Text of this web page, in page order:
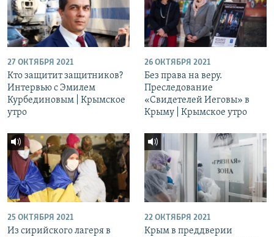
27 ОКТЯБРЯ 2021
Кто защитит защитников?
Интервью с Эмилем
Курбединовым | Крымское
утро
26 ОКТЯБРЯ 2021
Без права на веру.
Преследование
«Свидетелей Иеговы» в
Крыму | Крымское утро
25 ОКТЯБРЯ 2021
Из сирийского лагеря в
22 ОКТЯБРЯ 2021
Крым в преддверии